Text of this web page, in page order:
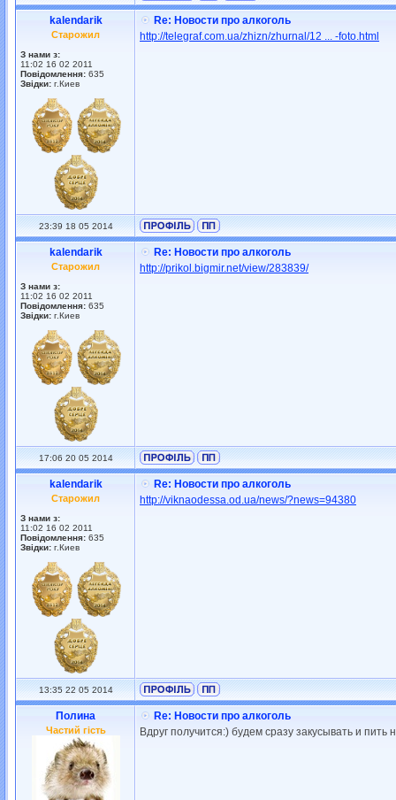
kalendarik
Старожил
З нами з:
11:02 16 02 2011
Повідомлення: 635
Звідки: г.Киев
Re: Новости про алкоголь
http://telegraf.com.ua/zhizn/zhurnal/12 ... -foto.html
23:39 18 05 2014
kalendarik
Старожил
З нами з:
11:02 16 02 2011
Повідомлення: 635
Звідки: г.Киев
Re: Новости про алкоголь
http://prikol.bigmir.net/view/283839/
17:06 20 05 2014
kalendarik
Старожил
З нами з:
11:02 16 02 2011
Повідомлення: 635
Звідки: г.Киев
Re: Новости про алкоголь
http://viknaodessa.od.ua/news/?news=94380
13:35 22 05 2014
Полина
Частий гість
Re: Новости про алкоголь
Вдруг получится:) будем сразу закусывать и пить